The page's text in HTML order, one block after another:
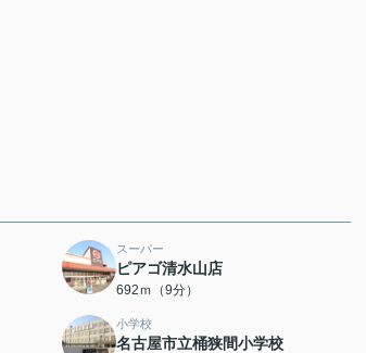
スーパー
ピアゴ清水山店
692ｍ（9分）
小学校
名古屋市立桶狭間小学校